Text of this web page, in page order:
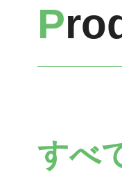
P
すべ